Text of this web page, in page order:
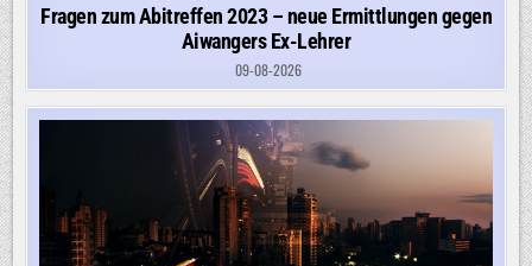
Fragen zum Abitreffen 2023 – neue Ermittlungen gegen
Aiwangers Ex-Lehrer
09-08-2026